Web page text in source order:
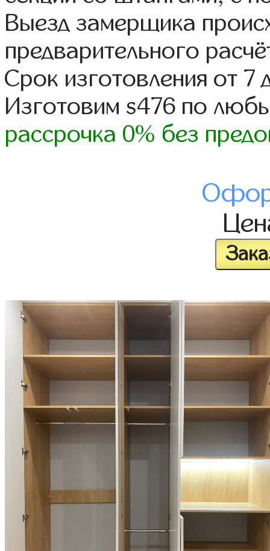
Выезд замерщика
предварительного
Срок изготовления от 7
Изготовим s476 по
рассрочка 0% без